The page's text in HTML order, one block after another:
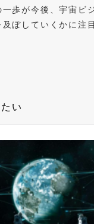
一歩が今後、宇宙ビ
ぼしていくかに注
い